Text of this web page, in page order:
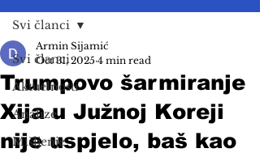
Svi članci
Aktuelnosti
Analize
Mišljenje
Svi članci
Trumpovo šarmiranje
Xija u Južnoj Koreji
nije uspjelo, baš kao
Armin Sijamić
Oct 31, 2025 4 min read